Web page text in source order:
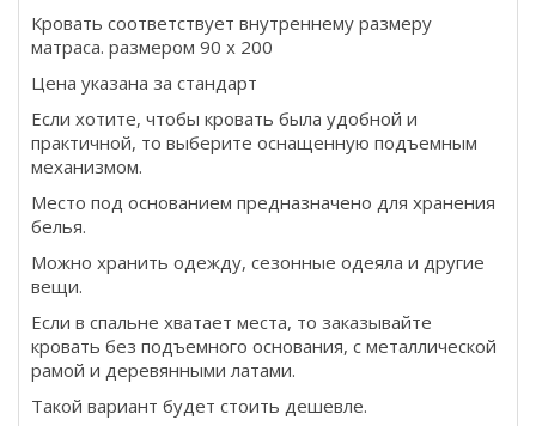
Кровать соответствует внутреннему размеру
матраса. размером 90 х 200
Цена указана за стандарт
Если хотите, чтобы кровать была удобной и
практичной, то выберите оснащенную подъемным
механизмом.
Место под основанием предназначено для хранения
белья.
Можно хранить одежду, сезонные одеяла и другие
вещи.
Если в спальне хватает места, то заказывайте
кровать без подъемного основания, с металлической
рамой и деревянными латами.
Такой вариант будет стоить дешевле.